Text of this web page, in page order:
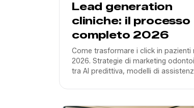
Lead generation
cliniche: il processo
completo 2026
Come trasformare i click in pazienti
2026. Strategie di marketing
tra AI predittiva, modelli di
per cliniche in Italia.